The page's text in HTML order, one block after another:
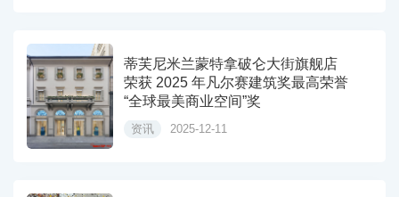
蒂芙尼米兰蒙特拿破仑大街旗舰店
荣获 2025 年凡尔赛建筑奖最高荣誉
“全球最美商业空间”奖
资讯 2025-12-11